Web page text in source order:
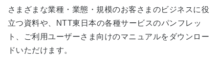
さまざまな業種・業態・規模のお客さまのビジネスに役
立つ資料や、NTT東日本の各種サービスのパンフレッ
ト、ご利用ユーザーさま向けのマニュアルをダウンロー
ドいただけます。